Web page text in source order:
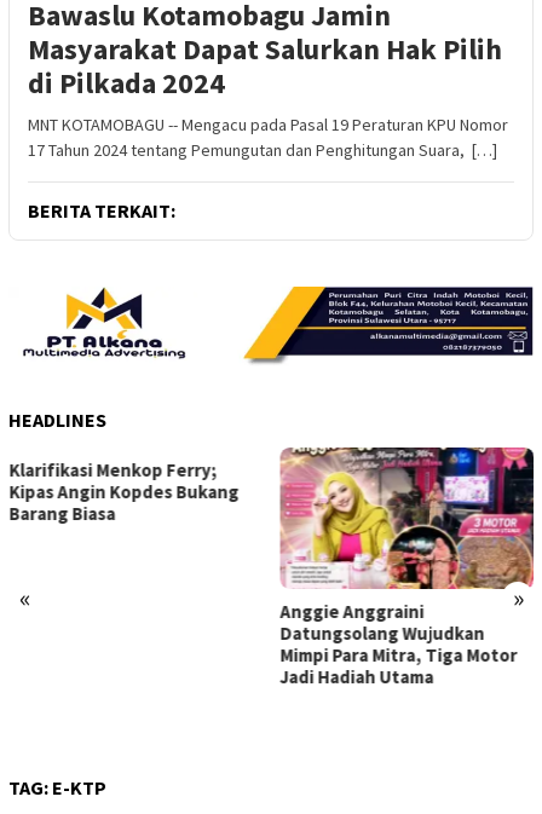
Bawaslu Kotamobagu Jamin
Masyarakat Dapat Salurkan Hak Pilih
di Pilkada 2024
MNT KOTAMOBAGU -- Mengacu pada Pasal 19 Peraturan KPU Nomor
17 Tahun 2024 tentang Pemungutan dan Penghitungan Suara, […]
BERITA TERKAIT:
HEADLINES
« »
Anggie Anggraini
DPC PDI Perjuangan Bolmong
Utara Ikuti Konsilidasi di
Makassar; Perkuat
Kebersamaan dan Tegaskan
Kedisiplinan Sebagai Modal
Utama
TAG: E-KTP